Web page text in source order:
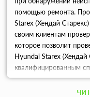
помощью ремонта.
Starex (Хендай
своим клиентам
которое позволит
Hyundai Starex
квалифицированным
избавят автомобиль с